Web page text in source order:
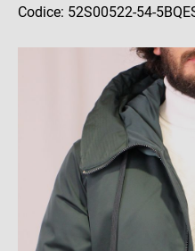
Codice: 52S00522-54-